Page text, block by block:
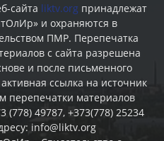
сайта liktv.org принадлежат
и охраняются в
ПМР. Перепечатка
c сайта разрешена
и после письменного
ссылка на источник
перепечатки материалов
(778) 49787, +373(778) 25234
info@liktv.org